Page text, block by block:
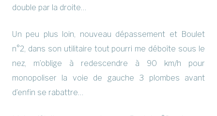
double par la droite…
Un peu plus loin, nouveau dépassement et Boulet
n°2, dans son utilitaire tout pourri me déboîte sous le
nez, m’oblige à redescendre à 90 km/h pour
monopoliser la voie de gauche 3 plombes avant
d’enfin se rabattre…